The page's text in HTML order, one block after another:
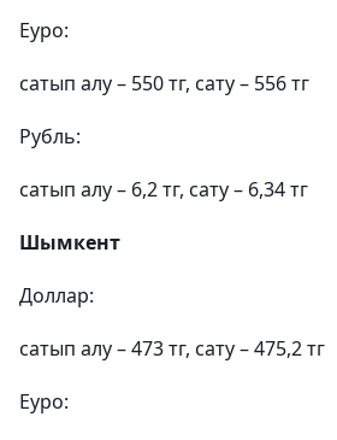
Еуро:
сатып алу – 550 тг, сату – 556 тг
Рубль:
сатып алу – 6,2 тг, сату – 6,34 тг
Шымкент
Доллар:
сатып алу – 473 тг, сату – 475,2 тг
Еуро: